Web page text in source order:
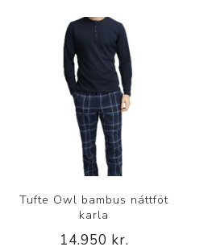
Tufte Owl bambus náttföt
karla
14.950 kr.